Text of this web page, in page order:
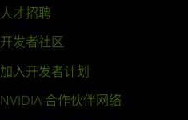
人才招聘
开发者社区
加入开发者计划
NVIDIA 合作伙伴网络